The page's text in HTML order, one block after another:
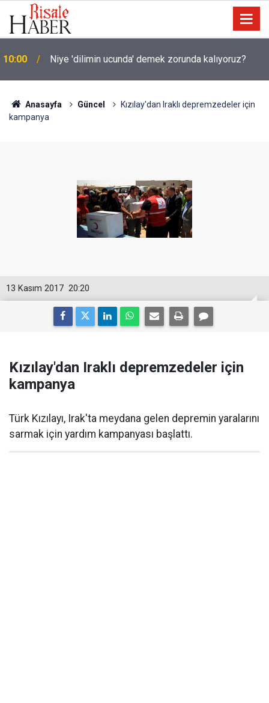
10:00 Niye 'dilimin ucunda' demek zorunda kalıyoruz?
Anasayfa Güncel
Kızılay'dan Iraklı depremzedeler için
kampanya
20:20
13 Kasım 2017
Kızılay'dan Iraklı depremzedeler için
kampanya
Türk Kızılayı, Irak'ta meydana gelen depremin yaralarını
sarmak için yardım kampanyası başlattı.